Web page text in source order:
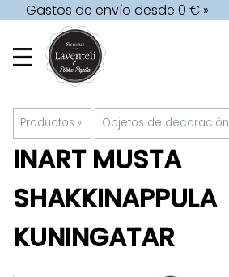
Gastos de envío desde 0 € »
Productos ‪» Objetos de decoración
INART MUSTA
SHAKKINAPPULA
KUNINGATAR